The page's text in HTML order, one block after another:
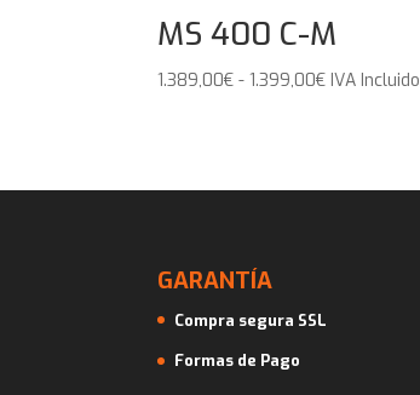
MS 400 C-M
1.389,00€ - 1.399,00€Rango
1.389,00€
IVA Incluido
GARANTÍA
Compra segura SSL
Formas de Pago